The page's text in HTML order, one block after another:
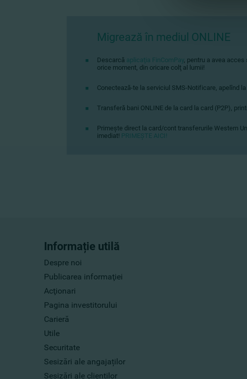
Migrează în mediul ONLINE
Descarcă aplicaţia FinComPay, pentru a avea
orice moment, din oricare colţ al lumii!
Conectează-te la serviciul SMS-Notificare, apelînd
Transferă bani ONLINE de la card la card (P2P),
Primeşte direct la card/cont transferurile Western
imediat! PRIMEŞTE AICI!
Informație utilă
Despre noi
Publicarea informaţiei
Acţionari
Pagina investitorului
Carieră
Utile
Securitate
Sesizări ale angajaților
Sesizări ale clienților